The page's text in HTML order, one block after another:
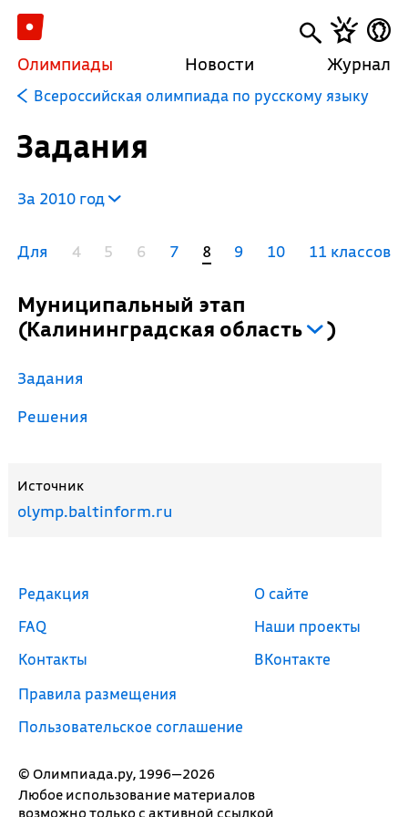
Олимпиады Новости Журнал
Всероссийская олимпиада по русскому языку
Задания
За 2010 год
Для 4 5 6 7 8 9 10 11 классов
Муниципальный этап
(Калининградская область )
Задания
Решения
Источник
olymp.baltinform.ru
© Олимпиада.ру, 1996—2026
Любое использование материалов
возможно только с активной ссылкой
Редакция
FAQ
Контакты
Правила размещения
Пользовательское соглашение
О сайте
Наши проекты
ВКонтакте